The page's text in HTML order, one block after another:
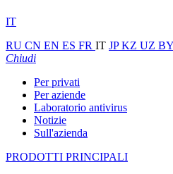
IT
RU CN EN ES FR IT JPKZ UZ BY
Chiudi
Per privati
Per aziende
Laboratorio antivirus
Notizie
Sull'azienda
PRODOTTI PRINCIPALI